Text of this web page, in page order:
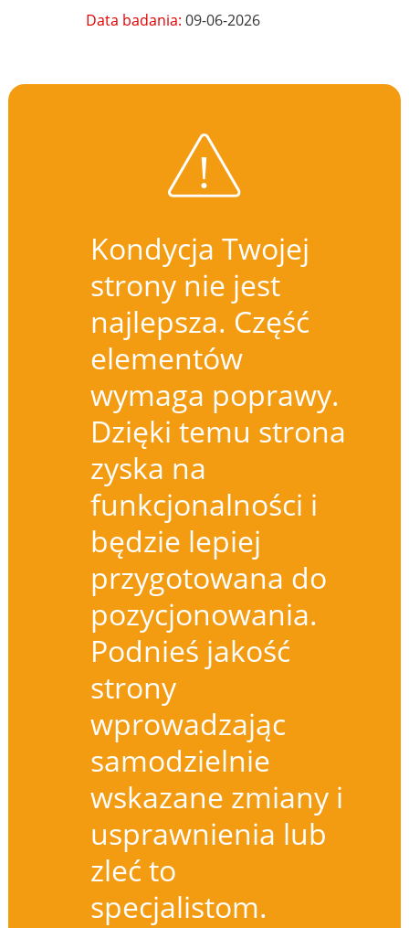
Data badania:09-06-2026
Kondycja Twojej
strony nie jest
najlepsza. Część
elementów
wymaga poprawy.
Dzięki temu strona
zyska na
funkcjonalności i
będzie lepiej
przygotowana do
pozycjonowania.
Podnieś jakość
strony
wprowadzając
samodzielnie
wskazane zmiany i
usprawnienia lub
zleć to
specjalistom.